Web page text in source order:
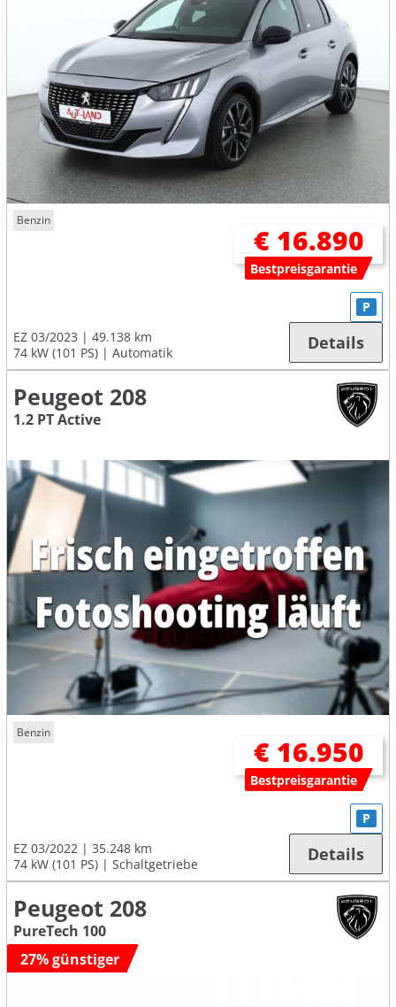
Benzin
€ 16.890
Bestpreisgarantie
EZ 03/2023
49.138 km
74 kW (101 PS)
Automatik
P
Details
Peugeot 208
1.2 PT Active
Benzin
€ 16.950
Bestpreisgarantie
EZ 03/2022
35.248 km
74 kW (101 PS)
Schaltgetriebe
P
Details
Peugeot 208
PureTech 100
27% günstiger